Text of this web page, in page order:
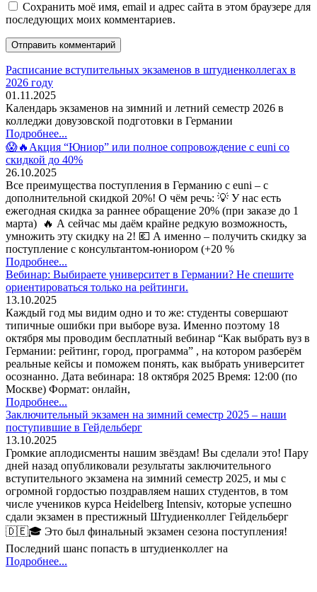
Сохранить моё имя, email и адрес сайта в этом браузере для
последующих моих комментариев.
Расписание вступительных экзаменов в штудиенколлегах в
2026 году
01.11.2025
Календарь экзаменов на зимний и летний семестр 2026 в
колледжи довузовской подготовки в Германии
Подробнее...
😱🔥Акция “Юниор” или полное сопровождение с euni со
скидкой до 40%
26.10.2025
Все преимущества поступления в Германию с euni – с
дополнительной скидкой 20%! О чём речь: 💡 У нас есть
ежегодная скидка за раннее обращение 20% (при заказе до 1
марта) 🔥 А сейчас мы даём крайне редкую возможность,
умножить эту скидку на 2! 💶 А именно – получить скидку за
поступление с консультантом-юниором (+20 %
Подробнее...
Вебинар: Выбираете университет в Германии? Не спешите
ориентироваться только на рейтинги.
13.10.2025
Каждый год мы видим одно и то же: студенты совершают
типичные ошибки при выборе вуза. Именно поэтому 18
октября мы проводим бесплатный вебинар “Как выбрать вуз в
Германии: рейтинг, город, программа” , на котором разберём
реальные кейсы и поможем понять, как выбрать университет
осознанно. Дата вебинара: 18 октября 2025 Время: 12:00 (по
Москве) Формат: онлайн,
Подробнее...
Заключительный экзамен на зимний семестр 2025 – наши
поступившие в Гейдельберг
13.10.2025
Громкие аплодисменты нашим звёздам! Вы сделали это! Пару
дней назад опубликовали результаты заключительного
вступительного экзамена на зимний семестр 2025, и мы с
огромной гордостью поздравляем наших студентов, в том
числе учеников курса Heidelberg Intensiv, которые успешно
сдали экзамен в престижный Штудиенколлег Гейдельберг
🇩🇪🎓 Это был финальный экзамен сезона поступления!
Последний шанс попасть в штудиенколлег на
Подробнее...